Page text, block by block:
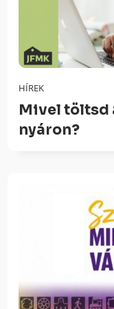
HÍREK
Mivel töltsd
nyáron?